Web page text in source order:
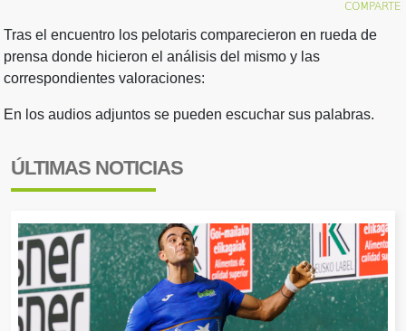
Tras el encuentro los pelotaris comparecieron en rueda de
prensa donde hicieron el análisis del mismo y las
correspondientes valoraciones:
En los audios adjuntos se pueden escuchar sus palabras.
ÚLTIMAS NOTICIAS